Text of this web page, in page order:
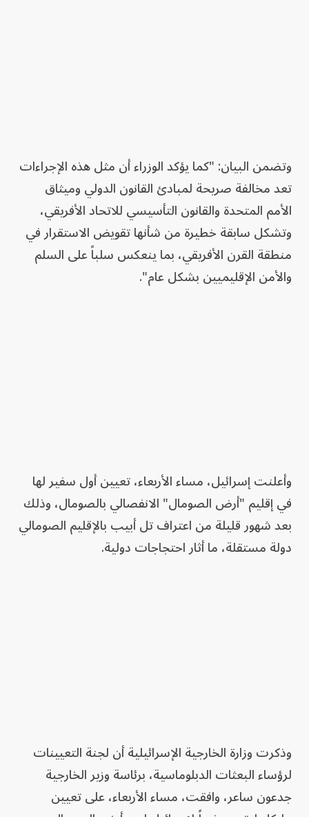
وتضمن البيان: "كما يؤكد الوزراء أن مثل هذه الإجراءات
تعد مخالفة صريحة لمبادئ القانون الدولي وميثاق
الأمم المتحدة والقانون التأسيسي للاتحاد الأفريقي،
وتشكل سابقة خطيرة من شأنها تقويض الاستقرار في
منطقة القرن الأفريقي، بما ينعكس سلباً على السلم
والأمن الإقليميين بشكل عام".
وأعلنت إسرائيل، مساء الأربعاء، تعيين أول سفير لها
في إقليم "أرض الصومال" الانفصالي بالصومال، وذلك
بعد شهور قليلة من اعتراف تل أبيب بالإقليم الصومالي
دولة مستقلة، ما أثار احتجاجات دولية.
وذكرت وزارة الخارجية الإسرائيلية أن لجنة التعيينات
لرؤساء البعثات الدبلوماسية، برئاسة وزير الخارجية
جدعون ساعر، وافقت، مساء الأربعاء، على تعيين